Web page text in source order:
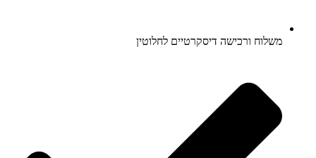
משלוח ורכישה דיסקרטיים לחלוטין